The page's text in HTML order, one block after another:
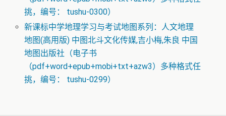
挑，编号： tushu-0300）
新课标中学地理学习与考试地图系列：人文地理
地图(高用版) 中图北斗文化传媒,吉小梅,朱良 中国
地图出版社（电子书
（pdf+word+epub+mobi+txt+azw3）多种格式任
挑，编号： tushu-0299）